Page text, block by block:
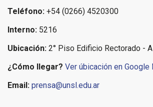
Teléfono: +54 (0266) 4520300
Interno: 5216
Ubicación: 2° Piso Edificio Rectorado -
¿Cómo llegar? Ver úbicación en Google
Email: prensa@unsl.edu.ar